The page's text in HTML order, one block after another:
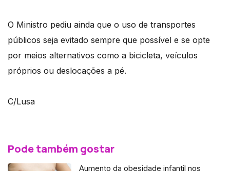
O Ministro pediu ainda que o uso de transportes
públicos seja evitado sempre que possível e se opte
por meios alternativos como a bicicleta, veículos
próprios ou deslocações a pé.
C/Lusa
Pode também gostar
Aumento da obesidade infantil nos